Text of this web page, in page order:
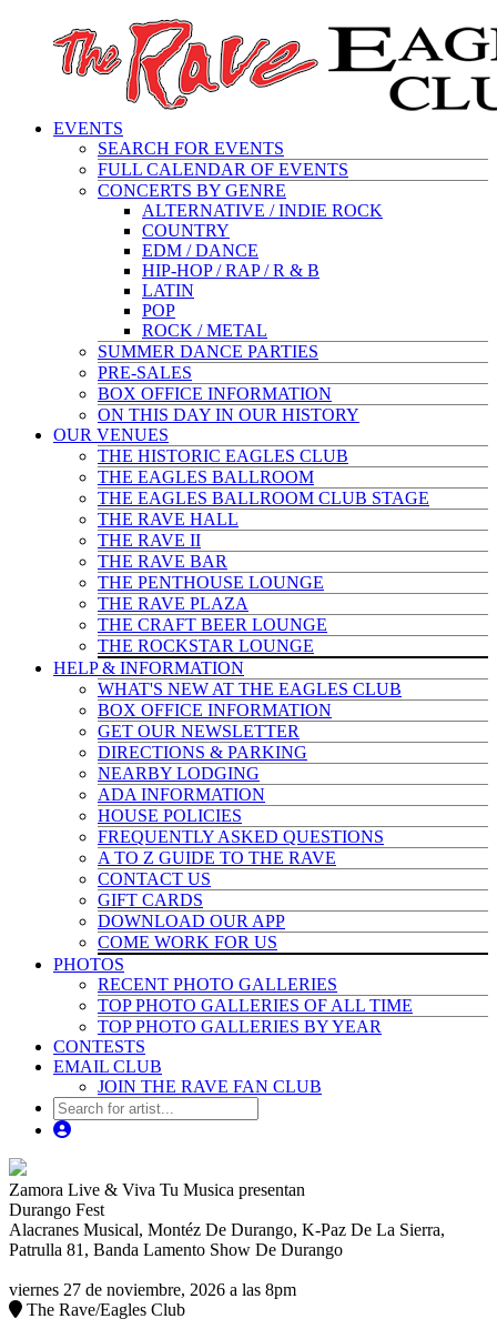
EVENTS
SEARCH FOR EVENTS
FULL CALENDAR OF EVENTS
CONCERTS BY GENRE
ALTERNATIVE / INDIE ROCK
COUNTRY
EDM / DANCE
HIP-HOP / RAP / R & B
LATIN
POP
ROCK / METAL
SUMMER DANCE PARTIES
PRE-SALES
BOX OFFICE INFORMATION
ON THIS DAY IN OUR HISTORY
OUR VENUES
THE HISTORIC EAGLES CLUB
THE EAGLES BALLROOM
THE EAGLES BALLROOM CLUB STAGE
THE RAVE HALL
THE RAVE II
THE RAVE BAR
THE PENTHOUSE LOUNGE
THE RAVE PLAZA
THE CRAFT BEER LOUNGE
THE ROCKSTAR LOUNGE
HELP & INFORMATION
WHAT'S NEW AT THE EAGLES CLUB
BOX OFFICE INFORMATION
GET OUR NEWSLETTER
DIRECTIONS & PARKING
NEARBY LODGING
ADA INFORMATION
HOUSE POLICIES
FREQUENTLY ASKED QUESTIONS
A TO Z GUIDE TO THE RAVE
CONTACT US
GIFT CARDS
DOWNLOAD OUR APP
COME WORK FOR US
PHOTOS
RECENT PHOTO GALLERIES
TOP PHOTO GALLERIES OF ALL TIME
TOP PHOTO GALLERIES BY YEAR
CONTESTS
EMAIL CLUB
JOIN THE RAVE FAN CLUB
Zamora Live & Viva Tu Musica presentan
Durango Fest
Alacranes Musical, Montéz De Durango, K-Paz De La Sierra,
Patrulla 81, Banda Lamento Show De Durango
viernes 27 de noviembre, 2026 a las 8pm
The Rave/Eagles Club